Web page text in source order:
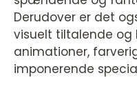
Derudover er det
visuelt tiltalende
animationer,
imponerende